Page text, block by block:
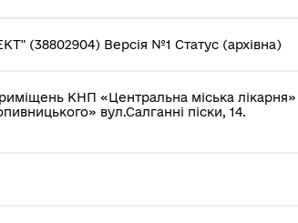
(38802904) Версія №1 Статус (архівна)
КНП «Центральна міська лікарня»
вул.Салганні піски, 14.